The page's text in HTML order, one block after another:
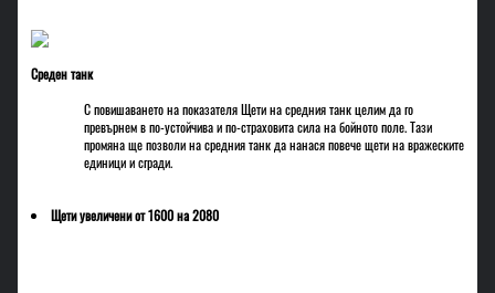
Среден танк
С повишаването на показателя Щети на средния танк целим да го
превърнем в по-устойчива и по-страховита сила на бойното поле. Тази
промяна ще позволи на средния танк да нанася повече щети на вражеските
единици и сгради.
Щети увеличени от 1600 на 2080